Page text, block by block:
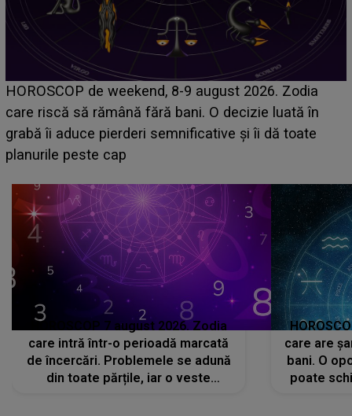
Emanuel a ținut ACEST DETALIU ASCUNS până
acum! În fața Alexandrei, concurentul din Casa Iubirii
face o MĂRTURISIRE NEAȘTEPTATĂ despre mama
sa: "I-am spus și ei în față, eu nu te iubesc pentru
HOROSCOP 7 august 2026. Zodia
care intră într-o perioadă marcată
de încercări. Problemele se adună
din toate părțile, iar o veste
care are
bani. O
poate